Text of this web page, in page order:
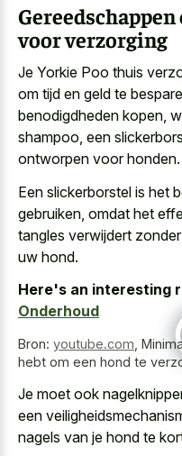
voor verzorging
Je Yorkie Poo thuis
om tijd en geld te
benodigdheden kopen,
shampoo, een
ontworpen voor honden.
Een slickerborstel is het
gebruiken, omdat het
tangles verwijdert
uw hond.
Here's an interesting
Onderhoud
Bron: youtube.com
hebt om een hond te
Je moet ook
een
nagels van je hond te